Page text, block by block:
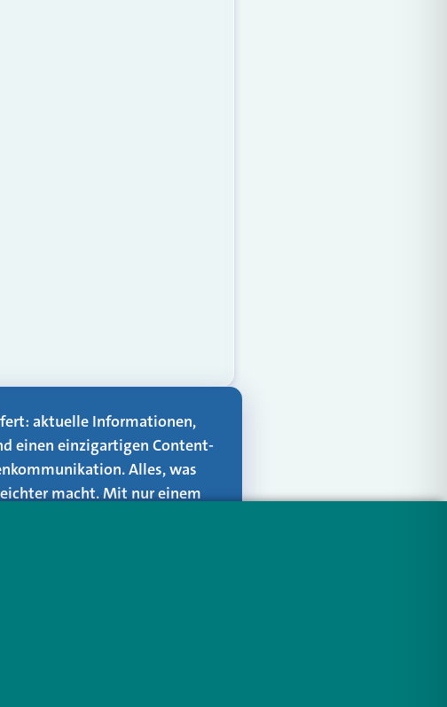
aktuelle Informationen,
einen einzigartigen Content-
Alles, was
macht. Mit nur einem